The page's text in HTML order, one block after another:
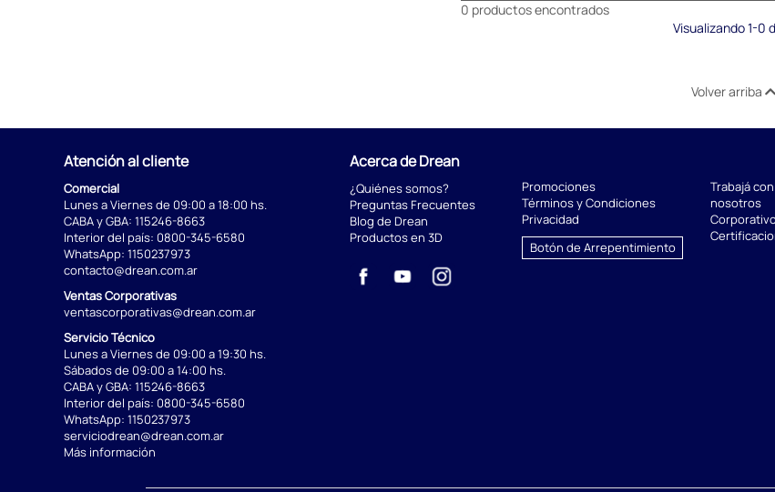
0 productos encontrados
Visualizando 1-0
Volver arriba
Atención al cliente
Comercial
Lunes a Viernes de 09:00 a 18:00 hs.
CABA y GBA: 115246-8663
Interior del país: 0800-345-6580
WhatsApp: 1150237973
contacto@drean.com.ar
Ventas Corporativas
ventascorporativas@drean.com.ar
Servicio Técnico
Lunes a Viernes de 09:00 a 19:30 hs.
Sábados de 09:00 a 14:00 hs.
CABA y GBA: 115246-8663
Interior del país: 0800-345-6580
WhatsApp: 1150237973
serviciodrean@drean.com.ar
Más información
Acerca de Drean
¿Quiénes somos?
Preguntas Frecuentes
Blog de Drean
Productos en 3D
Promociones
Términos y Condiciones
Privacidad
Botón de Arrepentimiento
Trabajá con
nosotros